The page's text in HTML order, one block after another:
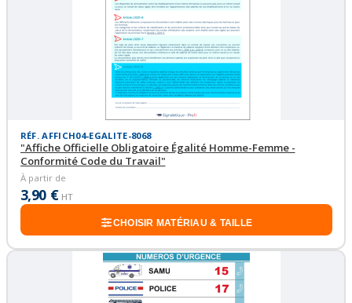
RÉF. AFFICH04-EGALITE-8068
"Affiche Officielle Obligatoire Égalité Homme-Femme -
Conformité Code du Travail"
À partir de
3,90 € HT
CHOISIR MATÉRIAU & TAILLE